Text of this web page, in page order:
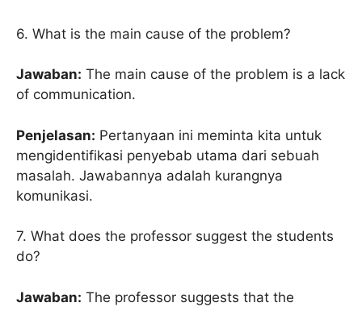
6. What is the main cause of the problem?
Jawaban: The main cause of the problem is a lack
of communication.
Penjelasan: Pertanyaan ini meminta kita untuk
mengidentifikasi penyebab utama dari sebuah
masalah. Jawabannya adalah kurangnya
komunikasi.
7. What does the professor suggest the students
do?
Jawaban: The professor suggests that the